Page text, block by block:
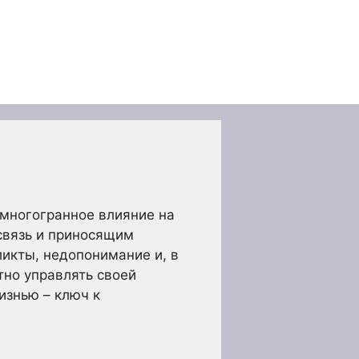
влияние на
и приносящим
недопонимание и, в
управлять своей
– ключ к